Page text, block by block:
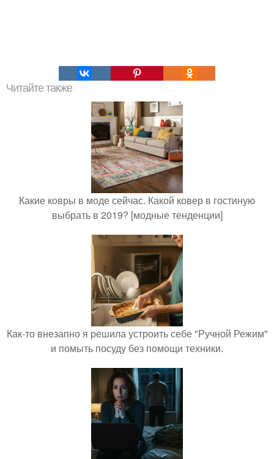
Читайте также
Какие ковры в моде сейчас. Какой ковер в гостиную
выбрать в 2019? [модные тенденции]
Как-то внезапно я решила устроить себе "Ручной Режим"
и помыть посуду без помощи техники.